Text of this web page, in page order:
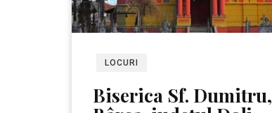
LOCURI
Biserica Sf. Dumitru,